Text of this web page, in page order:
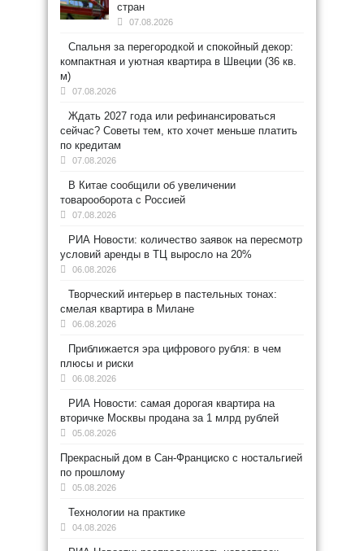
стран
07.08.2026
Спальня за перегородкой и спокойный декор:
компактная и уютная квартира в Швеции (36 кв.
м)
07.08.2026
Ждать 2027 года или рефинансироваться
сейчас? Советы тем, кто хочет меньше платить
по кредитам
07.08.2026
В Китае сообщили об увеличении
товарооборота с Россией
07.08.2026
РИА Новости: количество заявок на пересмотр
условий аренды в ТЦ выросло на 20%
06.08.2026
Творческий интерьер в пастельных тонах:
смелая квартира в Милане
06.08.2026
Приближается эра цифрового рубля: в чем
плюсы и риски
06.08.2026
РИА Новости: самая дорогая квартира на
вторичке Москвы продана за 1 млрд рублей
05.08.2026
Прекрасный дом в Сан-Франциско с ностальгией
по прошлому
05.08.2026
Технологии на практике
04.08.2026